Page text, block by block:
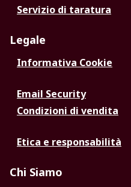
Servizio di taratura
Legale
Informativa Cookie
Email Security
Condizioni di vendita
Etica e responsabilità
Chi Siamo